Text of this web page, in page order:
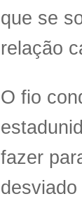
que se
relação
O fio
fazer